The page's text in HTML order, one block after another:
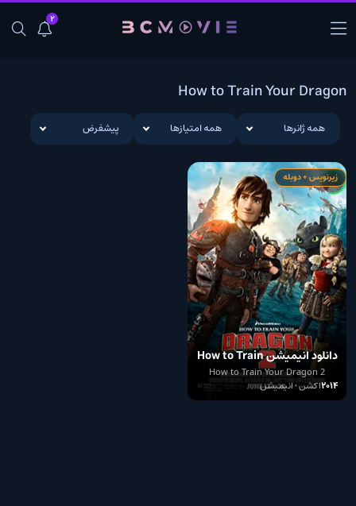
2
How to Train Your Dragon
همه ژانرها همه امتیازها پیشفرض
7.8
زیرنویس + دوبله
دانلود انیمیشن How to Train
Your Dragon 2 2014
How to Train Your Dragon 2
2014اکشن • انیمیشن